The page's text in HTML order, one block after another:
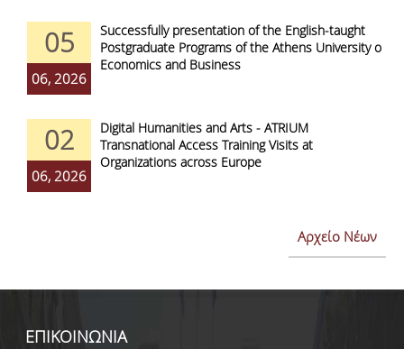
05
06, 2026
Successfully presentation of the English-taught
Postgraduate Programs of the Athens University of
Economics and Business
02
06, 2026
Digital Humanities and Arts - ATRIUM
Transnational Access Training Visits at
Organizations across Europe
Αρχείο Νέων
ΕΠΙΚΟΙΝΩΝΙΑ